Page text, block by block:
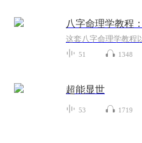
51 1348
超能显世
53 1719